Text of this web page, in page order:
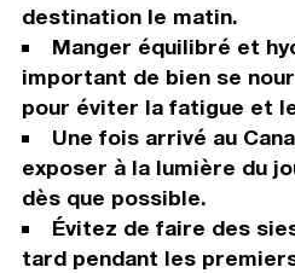
destination le matin.
Manger équilibré et
important de bien se
pour éviter la fatigue et
Une fois arrivé au
exposer à la lumière du
dès que possible.
Évitez de faire des
tard pendant les